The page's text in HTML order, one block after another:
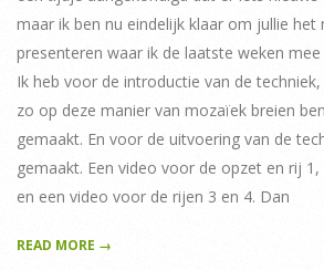
maar ik ben nu eindelijk klaar om jullie het
presenteren waar ik de laatste weken mee
Ik heb voor de introductie van de
zo op deze manier van mozaïek breien
gemaakt. En voor de uitvoering van de
gemaakt. Een video voor de opzet en rij
en een video voor de rijen 3 en 4. Dan
READ MORE →